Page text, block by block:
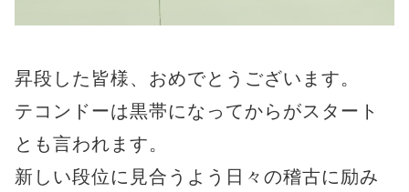
昇段した皆様、おめでとうございます。
テコンドーは黒帯になってからがスタート
とも言われます。
新しい段位に見合うよう日々の稽古に励み